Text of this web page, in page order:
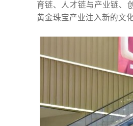
育链、人才链与产业链、
黄金珠宝产业注入新的文